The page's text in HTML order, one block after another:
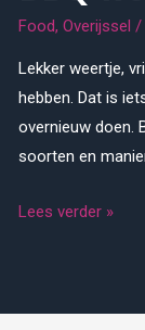
Food,Overijssel /
Lekker weertje,
hebben. Dat is
overnieuw doen.
soorten en
BBQ
Lees verder »